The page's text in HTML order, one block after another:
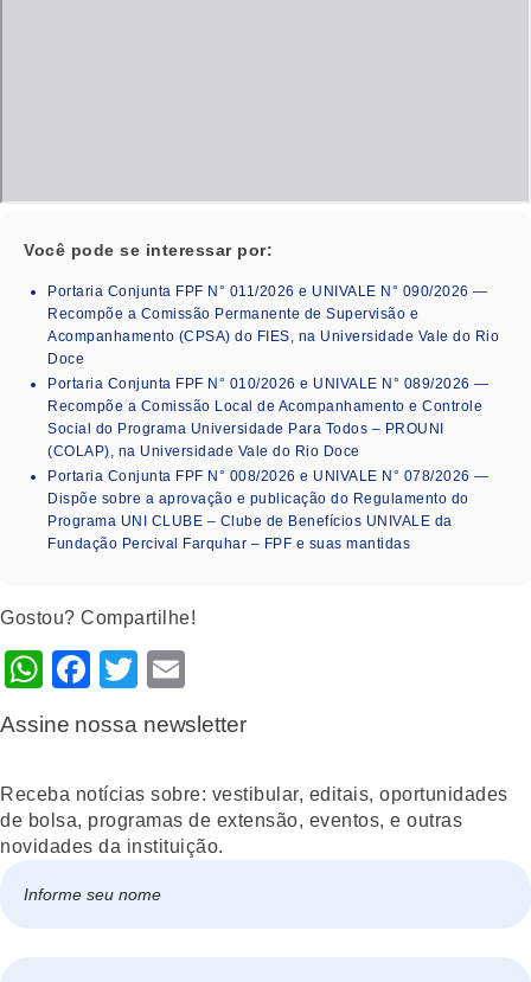
Você pode se interessar por:
Portaria Conjunta FPF N° 011/2026 e UNIVALE N° 090/2026 —
Recompõe a Comissão Permanente de Supervisão e
Acompanhamento (CPSA) do FIES, na Universidade Vale do Rio
Doce
Portaria Conjunta FPF N° 010/2026 e UNIVALE N° 089/2026 —
Recompõe a Comissão Local de Acompanhamento e Controle
Social do Programa Universidade Para Todos – PROUNI
(COLAP), na Universidade Vale do Rio Doce
Portaria Conjunta FPF N° 008/2026 e UNIVALE N° 078/2026 —
Dispõe sobre a aprovação e publicação do Regulamento do
Programa UNI CLUBE – Clube de Benefícios UNIVALE da
Fundação Percival Farquhar – FPF e suas mantidas
Gostou? Compartilhe!
WhatsApp
Facebook
Twitter
Assine nossa newsletter
Receba notícias sobre: vestibular, editais, oportunidades
de bolsa, programas de extensão, eventos, e outras
novidades da instituição.